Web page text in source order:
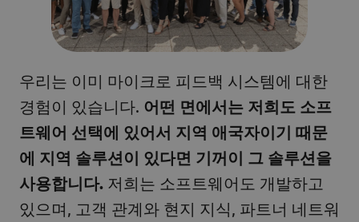
우리는 이미 마이크로 피드백 시스템에 대한
경험이 있습니다. 어떤 면에서는 저희도 소프
트웨어 선택에 있어서 지역 애국자이기 때문
에 지역 솔루션이 있다면 기꺼이 그 솔루션을
사용합니다. 저희는 소프트웨어도 개발하고
있으며, 고객 관계와 현지 지식, 파트너 네트워